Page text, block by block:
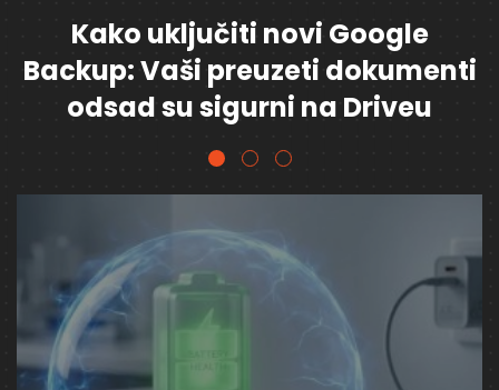
Kako uključiti novi Google
Backup: Vaši preuzeti dokumenti
odsad su sigurni na Driveu